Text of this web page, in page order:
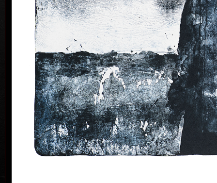
Vladimír Suchánek se narodil 12. února 1933 v Novém
Městě nad Metují, zemřel 25. ledna 2021 v Praze.
Studoval na Pedagogické fakultě Karlovy univerzity v
Praze (1952–54) u profesorů C. Boudy, K. Lidického a
M. Salcmana a na Akademii výtvarných umění v Praze
(1954–60) v grafické speciálce prof. V. Silovského.
Byl činný v oboru grafiky, malby, knižní ilustrace,
známkové tvorby a exlibris. Byl členem Sdružení
českých umělců grafiků HOLLAR, jehož byl od roku
1995 předsedou. V roce 1997 byl jmenován členem
Evropské akademie věd a umění se sídlem ve Vídni. V
roce 2006 mu bylo uděleno státní vyznamenání –
medaile Za zásluhy v oblasti umění. Je čestným
občanem Nového Města nad Metují a Mariánských
Lázní.
Vladimír Suchánek byl příslušníkem generace, která